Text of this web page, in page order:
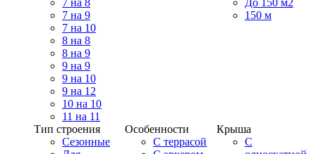
7 на 8
7 на 9
7 на 10
8 на 8
8 на 9
9 на 9
9 на 10
9 на 12
10 на 10
11 на 11
До 150 м2
150 м
Тип строения
Сезонные
Особенности
С террасой
Крыша
С